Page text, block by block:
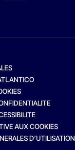
AUX COOKIES
D’UTILISATION